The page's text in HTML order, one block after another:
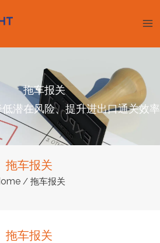
拖车报关
低潜在风险、提升进出口通关效
拖车报关
/ 拖车报关
拖车报关